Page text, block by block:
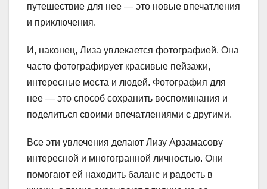
путешествие для нее — это новые впечатления
и приключения.
И, наконец, Лиза увлекается фотографией. Она
часто фотографирует красивые пейзажи,
интересные места и людей. Фотография для
нее — это способ сохранить воспоминания и
поделиться своими впечатлениями с другими.
Все эти увлечения делают Лизу Арзамасову
интересной и многогранной личностью. Они
помогают ей находить баланс и радость в